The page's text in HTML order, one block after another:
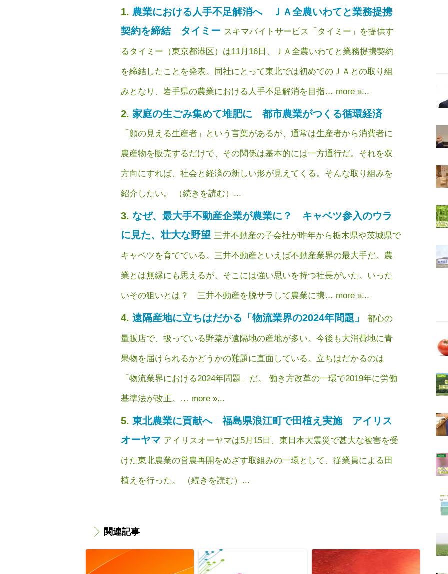
農業における人手不足解消へ ＪＡ全農いわてと業務提携
契約を締結 タイミー スキマバイトサービス「タイミー」を提供す
るタイミー（東京都港区）は11月16日、ＪＡ全農いわてと業務提携契約
を締結したことを発表。同社にとって東北では初めてのＪＡとの取り組
みとなり、岩手県の農業における人手不足解消を目指… more »...
家庭の生ごみ集めて堆肥に 都市農業がつくる循環経済
「顔の見える生産者」という言葉があるが、通常は生産者から消費者に
農産物を販売するだけで、その関係は基本的には一方通行だ。それを双
方向にすれば、社会と経済の新しい形が見えてくる。そんな取り組みを
紹介したい。 （続きを読む）...
なぜ、最大手不動産企業が農業に？ キャベツ参入のウラ
に見た、壮大な野望 三井不動産の子会社が昨年から栃木県や茨城県で
キャベツを育てている。三井不動産といえば不動産業界の最大手だ。農
業とは無縁にも思えるが、そこには強い思いを持つ社長がいた。いった
いその狙いとは？ 三井不動産を脱サラして農業に携… more »...
遠隔産地に立ちはだかる「物流業界の2024年問題」 都心の
量販店で、扱っている野菜が遠隔地の産地が多い。今後も大消費地に青
果物を届けられるかどうかの難題に直面している。立ちはだかるのは
「物流業界における2024年問題」だ。 働き方改革の一環で2019年に労働
基準法が改正。… more »...
東北農業に貢献へ 福島県浪江町で田植え実施 アイリス
オーヤマ アイリスオーヤマは5月15日、東日本大震災で甚大な被害を受
けた東北農業の営農再開をめざす取組みの一環として、従業員による田
植えを行った。 （続きを読む）...
関連記事